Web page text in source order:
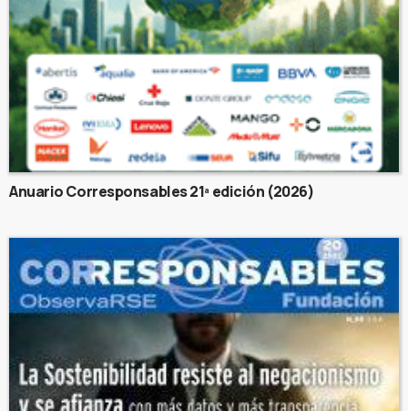
Anuario Corresponsables 21ª edición (2026)